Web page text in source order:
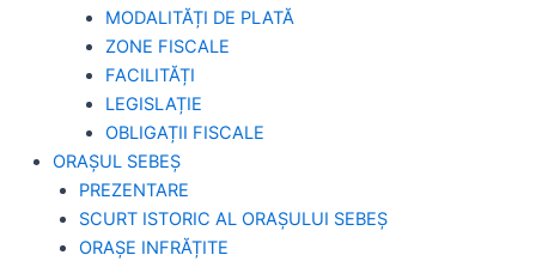
MODALITĂȚI DE PLATĂ
ZONE FISCALE
FACILITĂȚI
LEGISLAȚIE
OBLIGAȚII FISCALE
ORAȘUL SEBEȘ
PREZENTARE
SCURT ISTORIC AL ORAȘULUI SEBEȘ
ORAȘE INFRĂȚITE